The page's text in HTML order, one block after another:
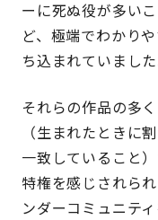
ーに死ぬ役が多い
ど、極端でわかり
ち込まれていました
それらの作品の多
（生まれたときに
一致していること
特権を感じされら
ンダーコミュニテ